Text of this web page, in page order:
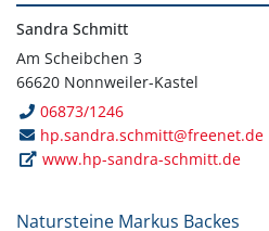
Sandra Schmitt
Am Scheibchen 3
66620 Nonnweiler-Kastel
06873/1246
hp.sandra.schmitt@freenet.de
www.hp-sandra-schmitt.de
Natursteine Markus Backes